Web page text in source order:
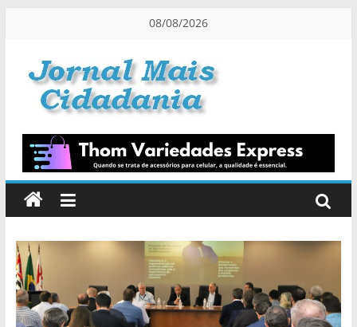
conteúdo
08/08/2026
Jornal
Mais
Cidadania
na
Medida
Certa!